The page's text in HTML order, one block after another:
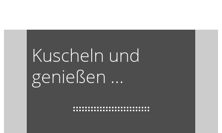
Kuscheln und
genießen ...